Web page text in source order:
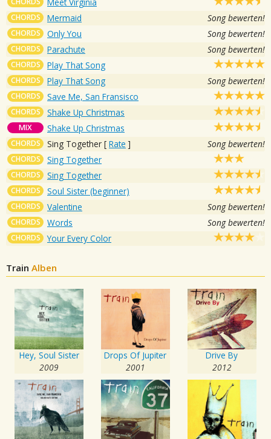
CHORDS Mermaid Song bewerten!
CHORDS Only You Song bewerten!
CHORDS Parachute Song bewerten!
CHORDS Play That Song
CHORDS Play That Song Song bewerten!
CHORDS Save Me, San Fransisco
CHORDS Shake Up Christmas
MIX Shake Up Christmas
CHORDS Sing Together [ Rate ] Song bewerten!
CHORDS Sing Together
CHORDS Sing Together
CHORDS Soul Sister (beginner)
CHORDS Valentine Song bewerten!
CHORDS Words Song bewerten!
CHORDS Your Every Color
Train Alben
Hey, Soul Sister
2009
Drops Of Jupiter
2001
Drive By
2012